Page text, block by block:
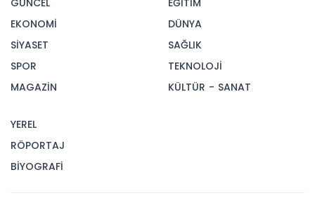
GÜNCEL
EKONOMİ
SİYASET
SPOR
MAGAZİN
EĞİTİM
DÜNYA
SAĞLIK
TEKNOLOJİ
KÜLTÜR - SANAT
YEREL
RÖPORTAJ
BİYOGRAFİ